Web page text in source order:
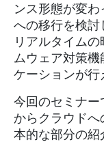
ンス形態が変
への移行を検討
リアルタイム
ムウェア対策
ケーションが行
今回のセミナ
からクラウド
本的な部分の